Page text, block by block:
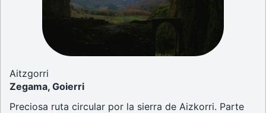
Aitzgorri
Zegama, Goierri
Preciosa ruta circular por la sierra de Aizkorri. Parte